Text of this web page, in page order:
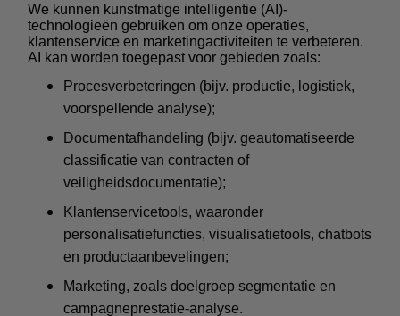
We kunnen kunstmatige intelligentie (AI)-
technologieën gebruiken om onze operaties,
klantenservice en marketingactiviteiten te verbeteren.
AI kan worden toegepast voor gebieden zoals:
Procesverbeteringen (bijv. productie, logistiek,
voorspellende analyse);
Documentafhandeling (bijv. geautomatiseerde
classificatie van contracten of
veiligheidsdocumentatie);
Klantenservicetools, waaronder
personalisatiefuncties, visualisatietools, chatbots
en productaanbevelingen;
Marketing, zoals doelgroep segmentatie en
campagneprestatie-analyse.